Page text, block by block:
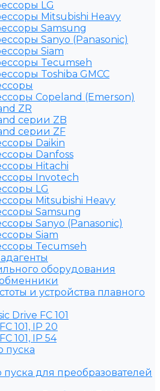
LG
Mitsubishi Heavy
Samsung
Sanyo (Panasonic)
Siam
Tecumseh
Toshiba GMCC
Copeland (Emerson)
ZR
серии ZB
серии ZF
Daikin
Danfoss
Hitachi
Invotech
LG
Mitsubishi Heavy
Samsung
Sanyo (Panasonic)
Siam
Tecumseh
оборудования
и устройства плавного
Drive FC 101
101, IP 20
101, IP 54
пуска
пуска для преобразователей